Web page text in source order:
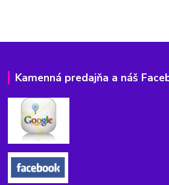
Kamenná predajňa a náš